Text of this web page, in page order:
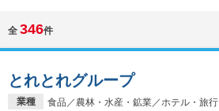
イベントを探す スカウト
就活ノウハウ・サポート
全 346件
業種 食品／農林・水産・鉱業／ホテル・旅行
とれとれグループ